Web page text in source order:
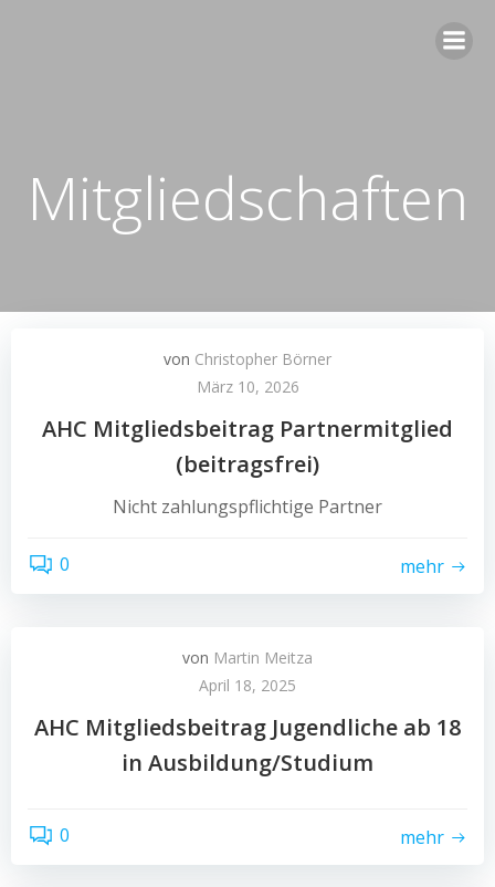
Mitgliedschaften
von Christopher Börner
März 10, 2026
AHC Mitgliedsbeitrag Partnermitglied
(beitragsfrei)
Nicht zahlungspflichtige Partner
0 mehr
von Martin Meitza
April 18, 2025
AHC Mitgliedsbeitrag Jugendliche ab 18
in Ausbildung/Studium
0 mehr